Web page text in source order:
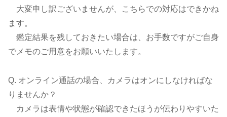
大変申し訳ございませんが、こちらでの対応はできかね
ます。
鑑定結果を残しておきたい場合は、お手数ですがご自身
でメモのご用意をお願いいたします。
Q. オンライン通話の場合、カメラはオンにしなければな
りませんか？
カメラは表情や状態が確認できたほうが伝わりやすいた